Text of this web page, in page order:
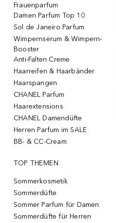
Frauenparfum
Damen Parfum Top 10
Sol de Janeiro Parfum
Wimpernserum & Wimpern-
Booster
Anti-Falten Creme
Haarreifen & Haarbänder
Haarspangen
CHANEL Parfum
Haarextensions
CHANEL Damendüfte
Herren Parfum im SALE
BB- & CC-Cream
TOP THEMEN
Sommerkosmetik
Sommerdüfte
Sommer Parfum für Damen
Sommerdüfte für Herren